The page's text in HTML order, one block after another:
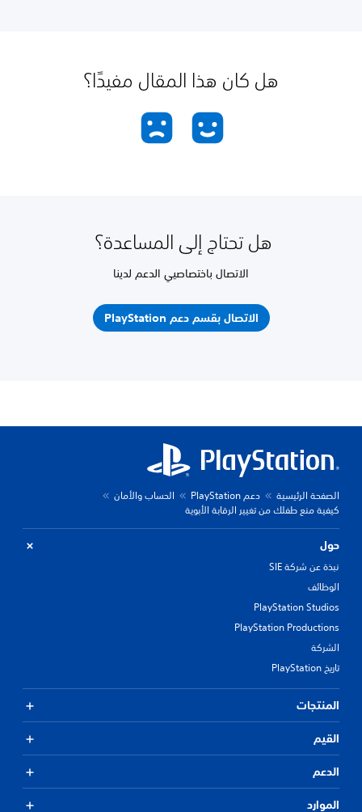
هل كان هذا المقال مفيدًا؟
هل تحتاج إلى المساعدة؟
الاتصال باختصاصيي الدعم لدينا
الاتصال بقسم دعم PlayStation
الصفحة الرئيسية دعم PlayStation
الحساب والأمان
كيفية منع طفلك من تغيير الرقابة الأبوية
حول
نبذة عن شركة SIE
الوظائف
PlayStation Studios
PlayStation Productions
الشركة
تاريخ PlayStation
المنتجات
القيم
الدعم
الموارد